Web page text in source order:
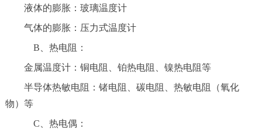
液体的膨胀：玻璃温度计
气体的膨胀：压力式温度计
B、热电阻：
金属温度计：铜电阻、铂热电阻、镍热电阻等
半导体热敏电阻：锗电阻、碳电阻、热敏电阻（氧化
物）等
C、热电偶：